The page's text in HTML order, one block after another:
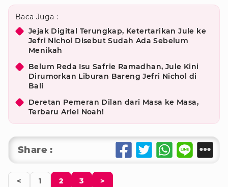
Baca Juga :
Jejak Digital Terungkap, Ketertarikan Jule ke
Jefri Nichol Disebut Sudah Ada Sebelum
Menikah
Belum Reda Isu Safrie Ramadhan, Jule Kini
Dirumorkan Liburan Bareng Jefri Nichol di
Bali
Deretan Pemeran Dilan dari Masa ke Masa,
Terbaru Ariel Noah!
Share :
< 1 2 3 >